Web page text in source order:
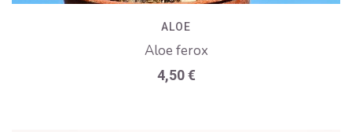
ALOE
Aloe ferox
4,50€